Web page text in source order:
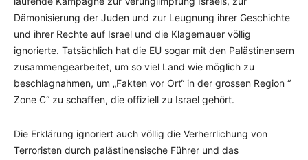
Dämonisierung der Juden und zur Leugnung ihrer Geschichte
und ihrer Rechte auf Israel und die Klagemauer völlig
ignorierte. Tatsächlich hat die EU sogar mit den Palästinensern
zusammengearbeitet, um so viel Land wie möglich zu
beschlagnahmen, um „Fakten vor Ort“ in der grossen Region “
Zone C“ zu schaffen, die offiziell zu Israel gehört.
Die Erklärung ignoriert auch völlig die Verherrlichung von
Terroristen durch palästinensische Führer und das